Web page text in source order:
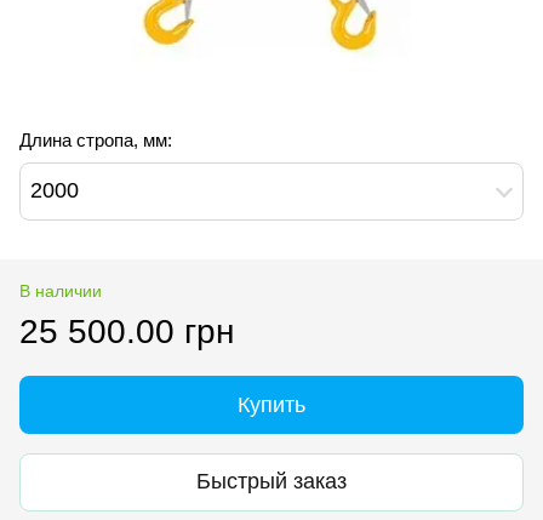
Длина стропа, мм:
2000
В наличии
25 500.00 грн
Купить
Быстрый заказ